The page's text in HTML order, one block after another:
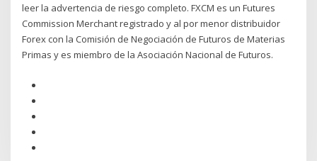
leer la advertencia de riesgo completo. FXCM es un Futures
Commission Merchant registrado y al por menor distribuidor
Forex con la Comisión de Negociación de Futuros de Materias
Primas y es miembro de la Asociación Nacional de Futuros.